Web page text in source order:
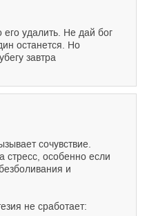
удалить. Не дай бог
останется. Но
завтра
сочувствие.
стресс, особенно если
и
не сработает: